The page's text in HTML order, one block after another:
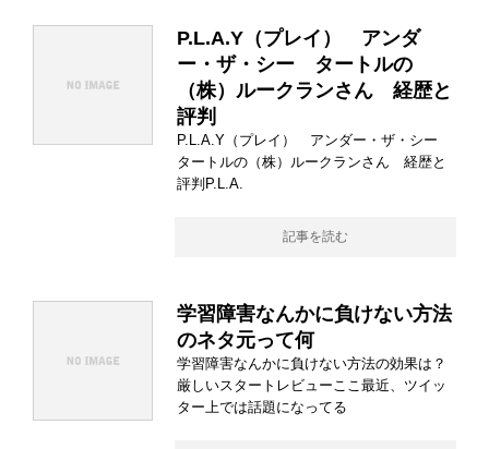
P.L.A.Y（プレイ） アンダ
ー・ザ・シー タートルの
（株）ルークランさん 経歴と
評判
P.L.A.Y（プレイ） アンダー・ザ・シー
タートルの（株）ルークランさん 経歴と
評判P.L.A.
記事を読む
学習障害なんかに負けない方法
のネタ元って何
学習障害なんかに負けない方法の効果は？
厳しいスタートレビューここ最近、ツイッ
ター上では話題になってる